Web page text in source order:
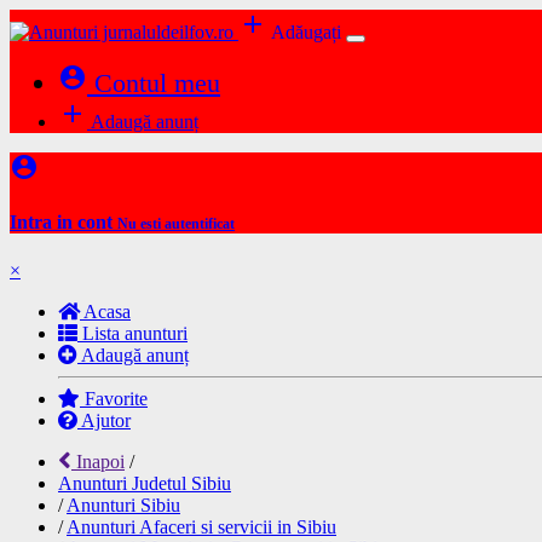
add Adăugați
account_circle Contul meu
add Adaugă anunț
account_circle
Intra in cont Nu esti autentificat
×
Acasa
Lista anunturi
Adaugă anunț
Favorite
Ajutor
Inapoi /
Anunturi Judetul Sibiu
/Anunturi Sibiu
/Anunturi Afaceri si servicii in Sibiu